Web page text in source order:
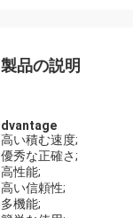
製品の説明
dvantage
高い積む速度;
優秀な正確さ;
高性能;
高い信頼性;
多機能;